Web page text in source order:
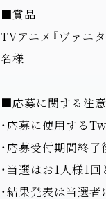
■賞品
TVアニメ『ヴァニ
名様
■応募に関する注
・応募に使用する
・応募受付期間終
・当選はお1人様1
・結果発表は当選